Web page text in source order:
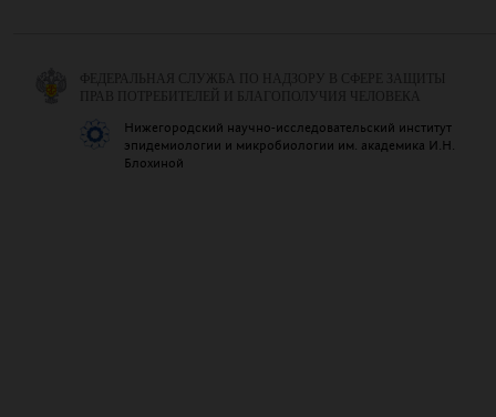
ФЕДЕРАЛЬНАЯ СЛУЖБА ПО НАДЗОРУ В СФЕРЕ ЗАЩИТЫ
ПРАВ ПОТРЕБИТЕЛЕЙ И БЛАГОПОЛУЧИЯ ЧЕЛОВЕКА
Нижегородский научно-исследовательский институт
эпидемиологии и микробиологии им. академика И.Н.
Блохиной